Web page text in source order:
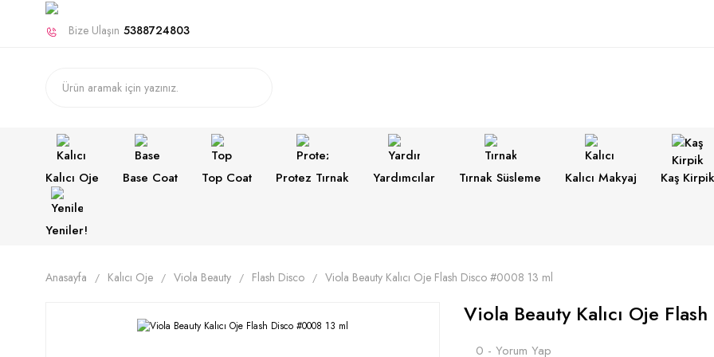
Bize Ulaşın 5388724803
Kalıcı Oje Base Coat Top Coat Protez Tırnak Yardımcılar Tırnak Süsleme Kalıcı Makyaj Kaş Kirpik
Yeniler!
Anasayfa Kalıcı Oje Viola Beauty Flash Disco Viola Beauty Kalıcı Oje Flash Disco #0008 13 ml
Viola Beauty Kalıcı Oje
0 - Yorum Yap